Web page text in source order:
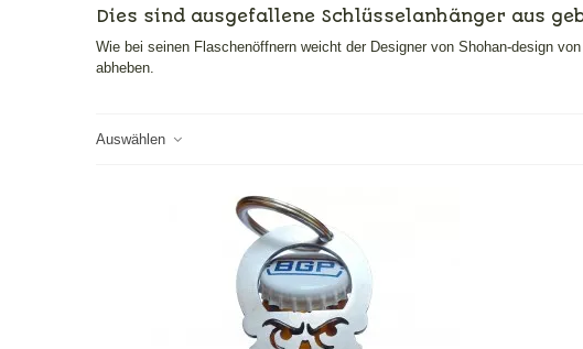
Dies sind ausgefallene Schlüsselanhänger aus
Wie bei seinen Flaschenöffnern weicht der Designer von Shohan-design
abheben.
Auswählen